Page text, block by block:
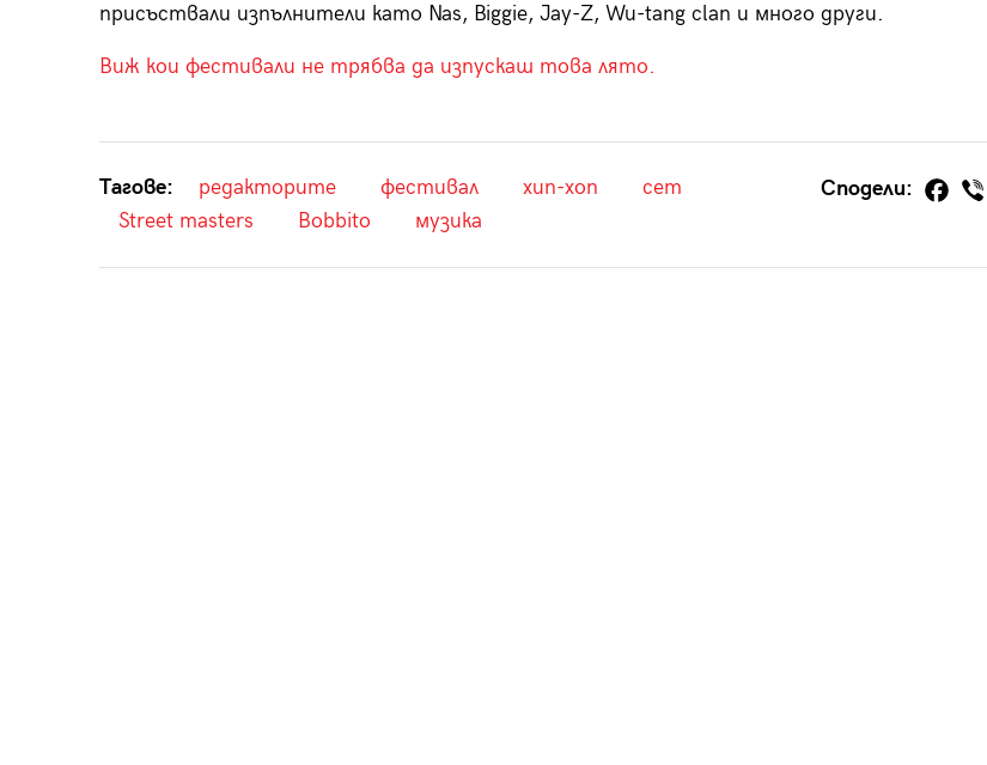
присъствали изпълнители като Nas, Biggie, Jay-Z, Wu-tang clan и много други.
Виж кои фестивали не трябва да изпускаш това лято.
Тагове: редакторите фестивал хип-хоп
сет
Street masters
Bobbito музика
Сподели: